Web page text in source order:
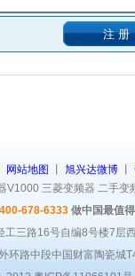
网站地图 旭兴达微博
V1000 三菱变频器 二手变
400-678-6333 做中国最值
三路16号自编8号楼7层
环路中段中国财富陶瓷城